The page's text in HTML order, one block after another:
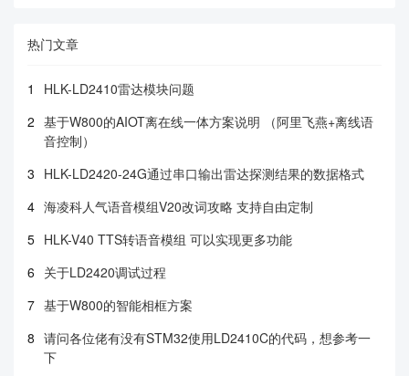
热门文章
1
HLK-LD2410雷达模块问题
2 基于W800的AIOT离在线一体方案说明 （阿里飞燕+离线语
音控制）
3 HLK-LD2420-24G通过串口输出雷达探测结果的数据格式
4 海凌科人气语音模组V20改词攻略 支持自由定制
5 HLK-V40 TTS转语音模组 可以实现更多功能
6 关于LD2420调试过程
7 基于W800的智能相框方案
8 请问各位佬有没有STM32使用LD2410C的代码，想参考一
下